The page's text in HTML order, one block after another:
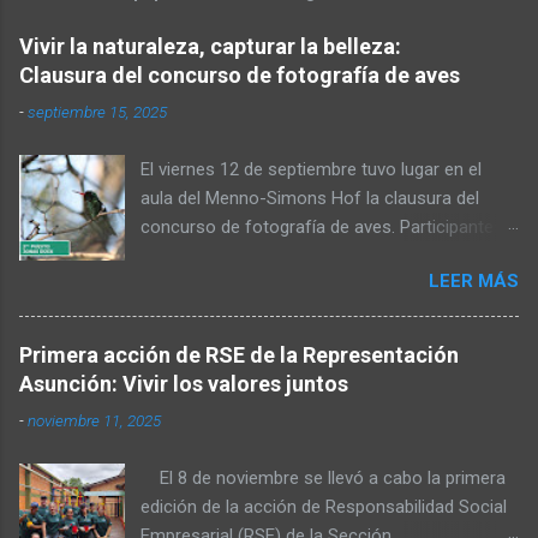
Vivir la naturaleza, capturar la belleza:
Clausura del concurso de fotografía de aves
-septiembre 15, 2025
El viernes 12 de septiembre tuvo lugar en el
aula del Menno-Simons Hof la clausura del
concurso de fotografía de aves. Participantes,
naturaleza se reunieron para admirar las fotos
premiadas y cerrar juntos el concurso. Al inicio,
Elvin Rempel dio la bienvenida a los presentes.
Posteriormente, el miembro del Consejo de
Administración, Stefan Dück, habló sobre la
belleza del Chaco y felicitó a los participantes
6:36 y señaló que una parte de las fotografías
será publicada en el calendario del próximo
LEER MÁS
Primera acción de RSE de la Representación
Asunción: Vivir los valores juntos
-noviembre 11, 2025
El 8 de noviembre se llevó a cabo la primera
edición de la acción de Responsabilidad Social